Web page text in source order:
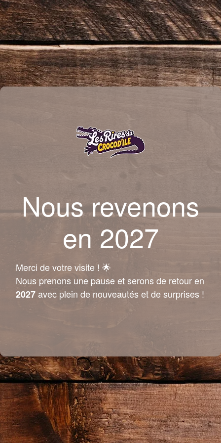
Nous revenons
en 2027
Merci de votre visite ! 🌟
Nous prenons une pause et serons de retour en
2027avec plein de nouveautés et de surprises !